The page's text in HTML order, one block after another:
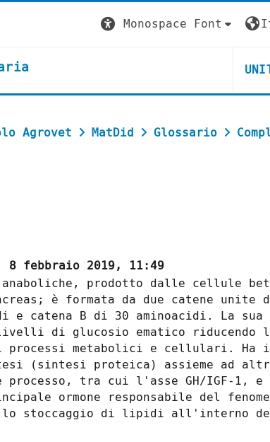
Monospace Font
Agrovet MatDid Glossario
febbraio 2019, 11:49
anaboliche, prodotto dalle cellule
è formata da due catene unite
e catena B di 30 aminoacidi. La sua
di glucosio ematico riducendo
metabolici e cellulari. Ha
(sintesi proteica) assieme ad
processo, tra cui l'asse GH/IGF-1,
ormone responsabile del
lo stoccaggio di lipidi all'interno